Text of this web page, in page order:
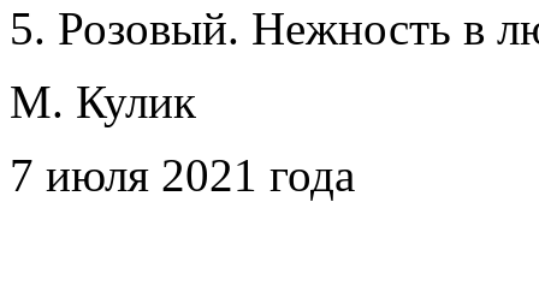
5. Розовый. Нежность в
М. Кулик
7 июля 2021 года